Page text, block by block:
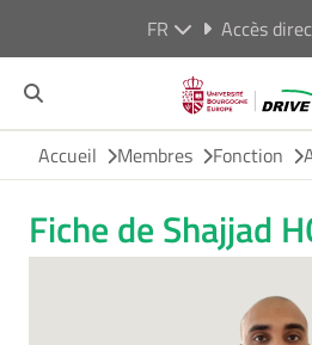
FR Accès
Accueil Membres Fonction
Fiche de Shajjad